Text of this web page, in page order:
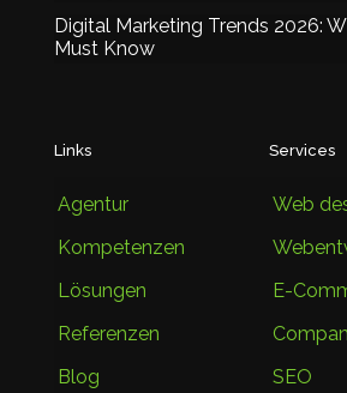
Digital Marketing Trends 2026:
Must Know
Links
Agentur
Kompetenzen
Lösungen
Referenzen
Blog
Services
Web
E-
SEO